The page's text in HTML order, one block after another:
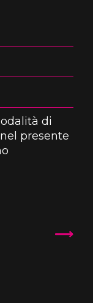
di
presente